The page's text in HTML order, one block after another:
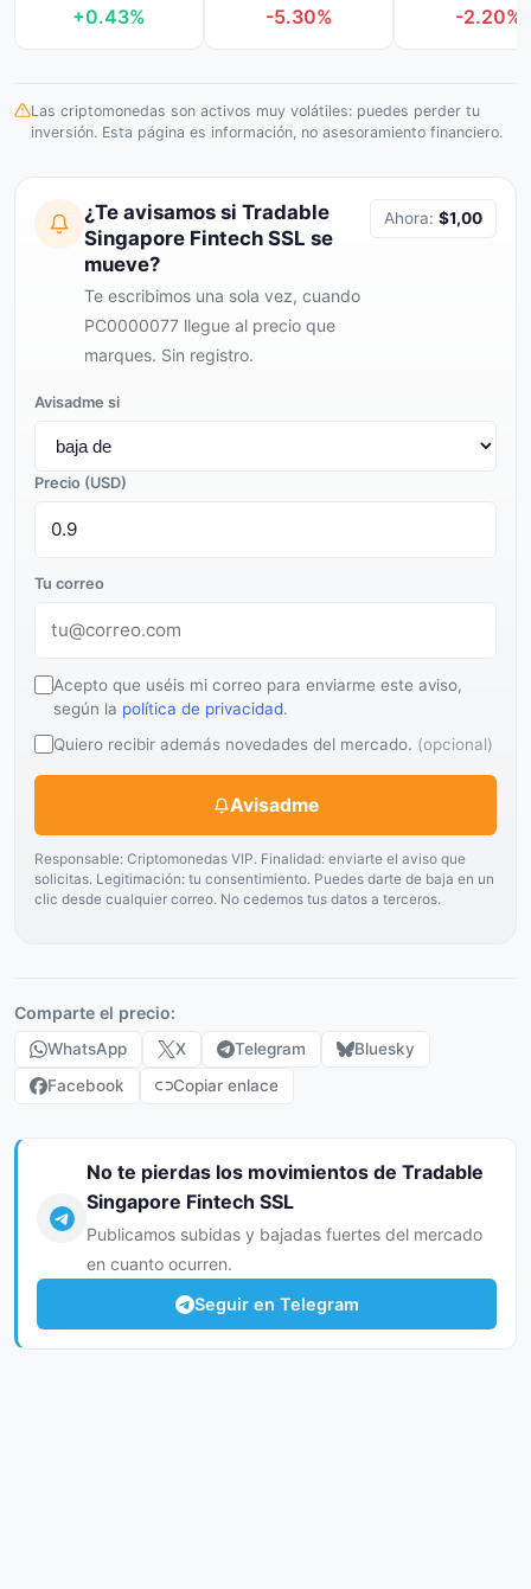
+0.43% -5.30% -2.20%
Las criptomonedas son activos muy volátiles: puedes perder tu
inversión. Esta página es información, no asesoramiento financiero.
¿Te avisamos si Tradable
Singapore Fintech SSL se
mueve?
Te escribimos una sola vez, cuando
PC0000077 llegue al precio que
marques. Sin registro.
Ahora: $1,00
Avisadme si
Precio (USD)
Tu correo
Acepto que uséis mi correo para enviarme este aviso,
según la política de privacidad.
Quiero recibir además novedades del mercado. (opcional)
Avisadme
Responsable: Criptomonedas VIP. Finalidad: enviarte el aviso que
solicitas. Legitimación: tu consentimiento. Puedes darte de baja en un
clic desde cualquier correo. No cedemos tus datos a terceros.
Comparte el precio:
WhatsApp X Telegram
Bluesky
Facebook
Copiar enlace
No te pierdas los movimientos de Tradable
Singapore Fintech SSL
Publicamos subidas y bajadas fuertes del mercado
en cuanto ocurren.
Seguir en Telegram